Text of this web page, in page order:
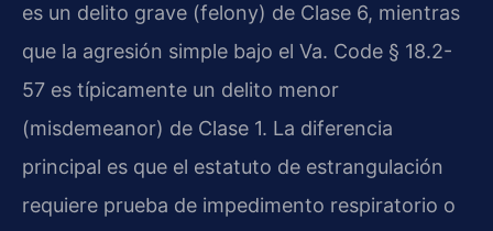
es un delito grave (felony) de Clase 6, mientras
que la agresión simple bajo el Va. Code § 18.2-
57 es típicamente un delito menor
(misdemeanor) de Clase 1. La diferencia
principal es que el estatuto de estrangulación
requiere prueba de impedimento respiratorio o